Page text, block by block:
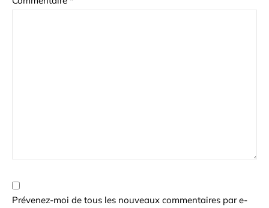
Prévenez-moi de tous les nouveaux commentaires par e-